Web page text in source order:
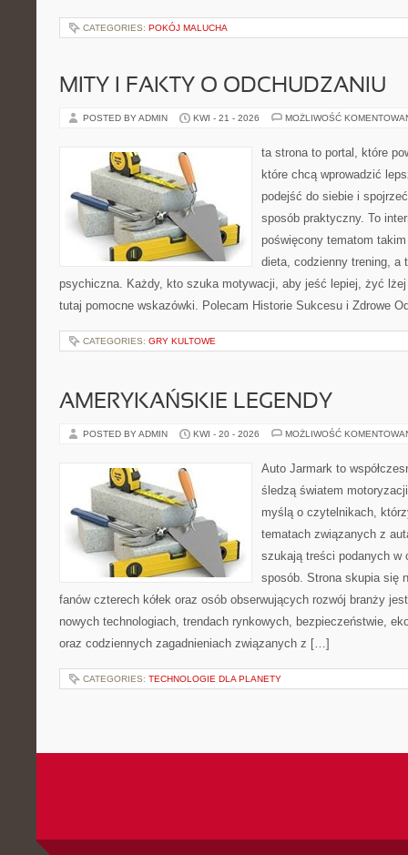
CATEGORIES: POKÓJ MALUCHA
MITY I FAKTY O ODCHUDZANIU
POSTED BY ADMIN KWI - 21 - 2026 MOŻLIWOŚĆ
ta strona to portal, które
które chcą wprowadzić
podejść do siebie i
sposób praktyczny. To
poświęcony tematom
dieta, codzienny trening, a
psychiczna. Każdy, kto szuka motywacji, aby jeść lepiej, żyć
tutaj pomocne wskazówki. Polecam Historie Sukcesu i Zdrowe
CATEGORIES: GRY KULTOWE
AMERYKAŃSKIE LEGENDY
POSTED BY ADMIN KWI - 20 - 2026 MOŻLIWOŚĆ
Auto Jarmark to
śledzą światem
myślą o czytelnikach,
tematach związanych z
szukają treści podanych w
sposób. Strona skupia się
fanów czterech kółek oraz osób obserwujących rozwój branży
nowych technologiach, trendach rynkowych, bezpieczeństwie,
oraz codziennych zagadnieniach związanych z […]
CATEGORIES: TECHNOLOGIE DLA PLANETY